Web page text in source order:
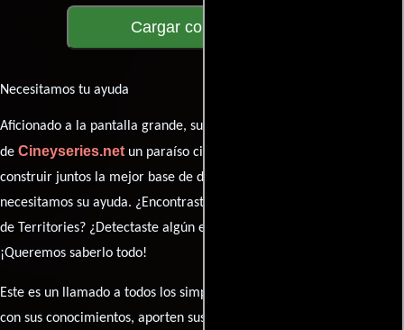
Cargar comentarios
Necesitamos tu ayuda
Aficionado a la pantalla grande, su participación es clave para hacer
de Cineyseries.netun paraíso cinéfilo completo. Queremos
construir juntos la mejor base de datos cinematográfica, pero
necesitamos su ayuda. ¿Encontraste algún dato faltante en la ficha
de Territories? ¿Detectaste algún error en la sinopsis o el elenco?
¡Queremos saberlo todo!
Este es un llamado a todos los simpatizantes del cine: contribuyan
con sus conocimientos, aporten sus descubrimientos y compartan